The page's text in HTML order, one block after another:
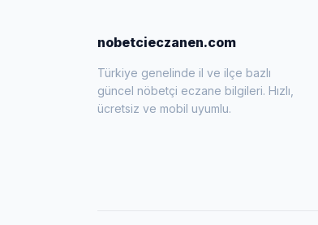
nobetcieczanen.com
Türkiye genelinde il ve ilçe bazlı
güncel nöbetçi eczane bilgileri. Hızlı,
ücretsiz ve mobil uyumlu.